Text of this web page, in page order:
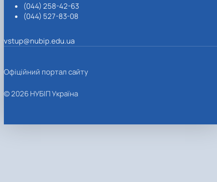
(044) 258-42-63
(044) 527-83-08
vstup@nubip.edu.ua
Офіційний портал сайту
© 2026 НУБІП Україна